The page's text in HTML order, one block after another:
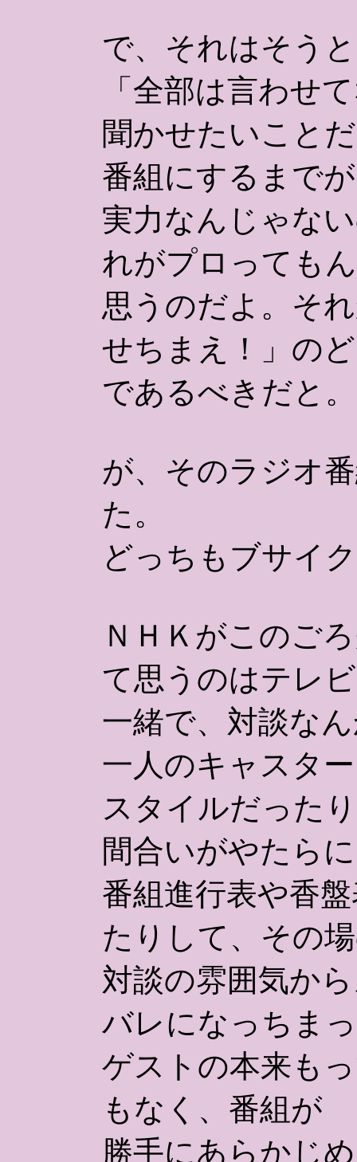
で、それはそう
「全部は言わせ
聞かせたいこと
番組にするまでが
実力なんじゃな
れがプロっても
思うのだよ。そ
せちまえ！」の
であるべきだと。
が、そのラジオ
た。
どっちもブサイ
ＮＨＫがこのご
て思うのはテレ
一緒で、対談な
一人のキャスタ
スタイルだった
間合いがやたらに
番組進行表や香
たりして、その
対談の雰囲気か
バレになっちま
ゲストの本来も
もなく、番組が
勝手にあらかじ